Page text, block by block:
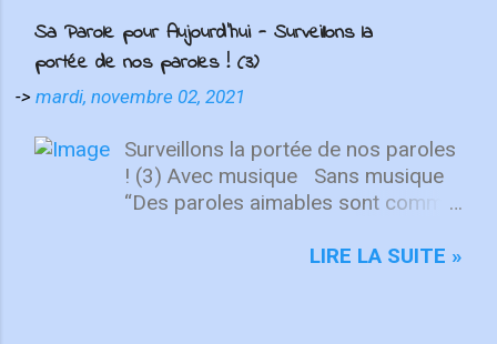
Sauveur...
ne pourrait faire seul. Les
Écritures en témoignent à
plusieurs reprises. Dans Zacharie
femmes de différentes régions
se rassemblent pour servir le
peuple de Dieu. Dans Actes 21,
Jérusalem pour le soutenir et
Sa Parole pour Aujourd'hui - Surveillons la
portée de nos paroles ! (3)
-> mardi, novembre 02, 2021
Surveillons la portée de nos paroles
! (3) Avec musique Sans musique
“Des paroles aimables sont comme
cœur, elles font du bien au corps”
LIRE LA SUITE »